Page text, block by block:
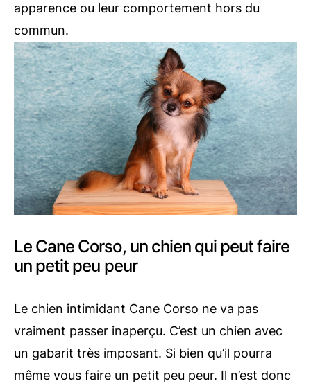
apparence ou leur comportement hors du
commun.
Le Cane Corso, un chien qui peut faire
un petit peu peur
Le chien intimidant Cane Corso ne va pas
vraiment passer inaperçu. C’est un chien avec
un gabarit très imposant. Si bien qu’il pourra
même vous faire un petit peu peur. Il n’est donc